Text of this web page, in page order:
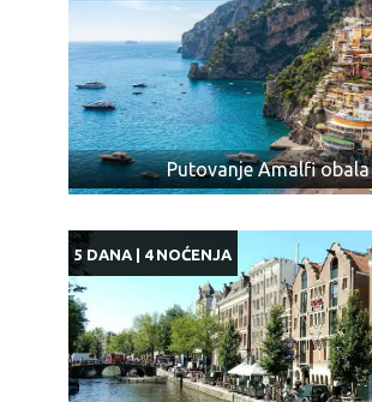
Putovanje Amalfi obala
5 DANA | 4 NOĆENJA